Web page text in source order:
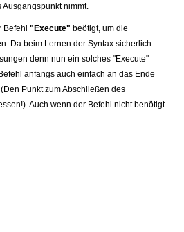
nimmt.
Befehl "Execute" beötigt, um die
Da beim Lernen der Syntax sicherlich
denn nun ein solches "Execute"
anfangs auch einfach an das Ende
Punkt zum Abschließen des
Auch wenn der Befehl nicht benötigt